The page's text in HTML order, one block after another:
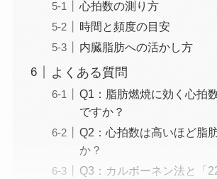
心拍数の測り方
時間と頻度の目安
内臓脂肪への活かし方
よくある質問
Q1：脂肪燃焼に効く心拍
ですか？
Q2：心拍数は高いほど脂
か？
Q3：カルボーネン法と「